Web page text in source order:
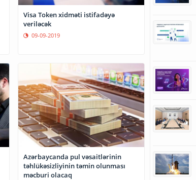
Visa Token xidməti istifadəyə
veriləcək
09-09-2019
Azərbaycanda pul vəsaitlərinin
təhlükəsizliyinin təmin olunması
məcburi olacaq